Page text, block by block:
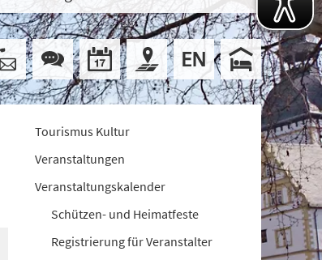
Tourismus Kultur
Veranstaltungen
Veranstaltungskalender
Schützen- und Heimatfeste
Registrierung für Veranstalter